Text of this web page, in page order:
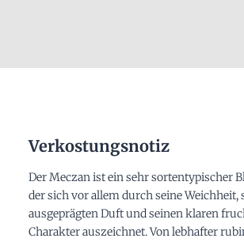
Verkostungsnotiz
Der Meczan ist ein sehr sortentypischer
der sich vor allem durch seine Weichheit,
ausgeprägten Duft und seinen klaren
Charakter auszeichnet. Von lebhafter